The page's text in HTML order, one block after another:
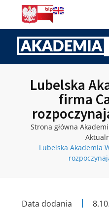
Lubelska
firma
Strona główna
Lubelska Akademia
Data dodania